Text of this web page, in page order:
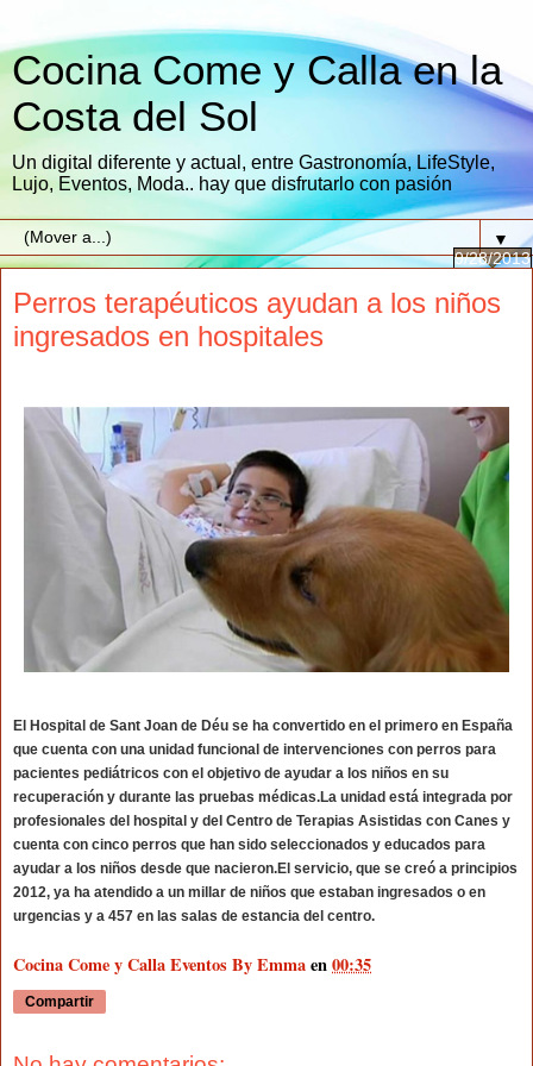
Cocina Come y Calla en la
Costa del Sol
Un digital diferente y actual, entre Gastronomía, LifeStyle,
Lujo, Eventos, Moda.. hay que disfrutarlo con pasión
▼
9/28/2013
Perros terapéuticos ayudan a los niños
ingresados en hospitales
El Hospital de Sant Joan de Déu se ha convertido en el primero en España
que cuenta con una unidad funcional de intervenciones con perros para
pacientes pediátricos con el objetivo de ayudar a los niños en su
recuperación y durante las pruebas médicas.La unidad está integrada por
profesionales del hospital y del Centro de Terapias Asistidas con Canes y
cuenta con cinco perros que han sido seleccionados y educados para
ayudar a los niños desde que nacieron.El servicio, que se creó a principios
2012, ya ha atendido a un millar de niños que estaban ingresados o en
urgencias y a 457 en las salas de estancia del centro.
Cocina Come y Calla Eventos By Emmaen00:35
Compartir